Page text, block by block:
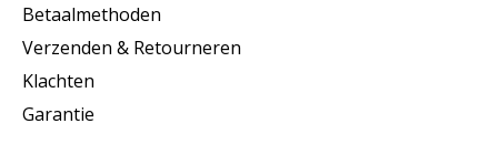
Betaalmethoden
Verzenden & Retourneren
Klachten
Garantie